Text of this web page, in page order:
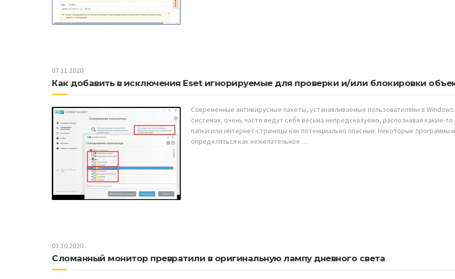
07.11.2020
Как добавить в исключения Eset игнорируемые для проверки и/или блокировки
Современные антивирусные пакеты, устанавливаемые пользователями в
системах, очень часто ведут себя весьма непредсказуемо, распознавая какие-
папки или интернет-страницы как потенциально опасные. Некоторые программы
определяться как нежелательное …
03.10.2020
Сломанный монитор превратили в оригинальную лампу дневного света